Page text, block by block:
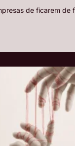
de ficarem de